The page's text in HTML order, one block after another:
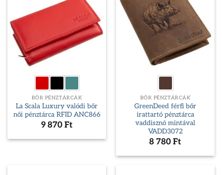
BŐR PÉNZTÁRCÁK
La Scala Luxury valódi bőr
női pénztárca RFID ANC866
9 870 Ft
BŐR PÉNZTÁRCÁK
GreenDeed férfi bőr
irattartó pénztárca
vaddisznó mintával
VADD3072
8 780 Ft